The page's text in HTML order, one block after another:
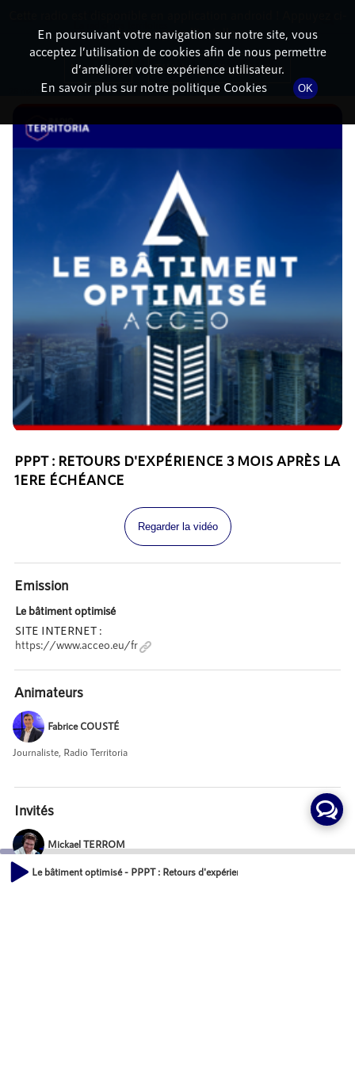
DÉTAILS DE L'ÉPISODE
28 mars 2023à 11h02 , durée : 23 minutes
PPPT : RETOURS D'EXPÉRIENCE 3 MOIS APRÈS LA
1ERE ÉCHÉANCE
Regarder la vidéo
Emission
Le bâtiment optimisé
SITE INTERNET :
https://www.acceo.eu/fr
Animateurs
Fabrice COUSTÉ
Journaliste, Radio Territoria
Invités
Mickael TERROM
Directeur Métier Division Energétique, GROUPE ACCEO
Le bâtiment optimisé - PPPT : Retours d'expérience 3 mois après la 1ere
En poursuivant votre navigation sur notre site, vous
acceptez l’utilisation de cookies afin de nous permettre
d’améliorer votre expérience utilisateur.
En savoir plus sur notre politique Cookies
OK
dessous pour l'installer.
Non merci Télécharger l'application